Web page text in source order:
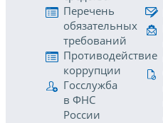
Перечень
обязательных
требований
Противодействие
коррупции
Госслужба
в ФНС
России